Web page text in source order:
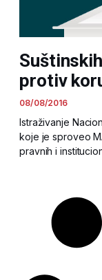
protiv
08/08/2016
Istraživanje
koje je sproveo
pravnih i